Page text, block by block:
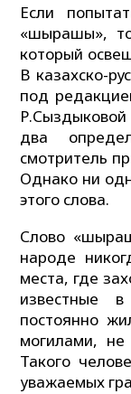
Если
«шырақшы»,
который
В казахско-
под
два
смотритель
Однако ни
этого слова.
Слово
народе
места, где
известные
постоянно
могилами,
Такого
уважаемых